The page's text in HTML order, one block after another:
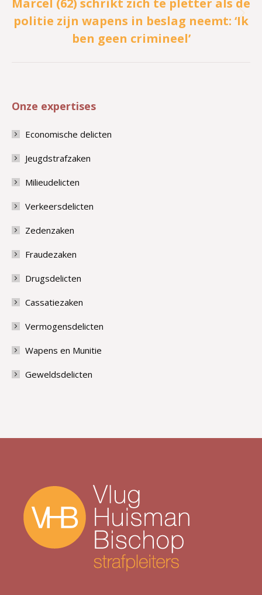
Volgend
bericht
Marcel (62) schrikt zich te pletter als de
politie zijn wapens in beslag neemt: ‘Ik
ben geen crimineel’
Onze expertises
Economische delicten
Jeugdstrafzaken
Milieudelicten
Verkeersdelicten
Zedenzaken
Fraudezaken
Drugsdelicten
Cassatiezaken
Vermogensdelicten
Wapens en Munitie
Geweldsdelicten